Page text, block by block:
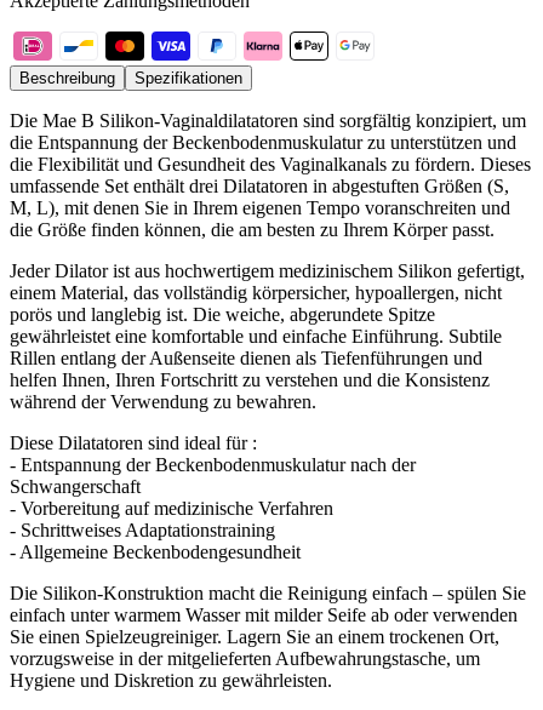
Beschreibung Spezifikationen
Die Mae B Silikon-Vaginaldilatatoren sind sorgfältig konzipiert, um
die Entspannung der Beckenbodenmuskulatur zu unterstützen und
die Flexibilität und Gesundheit des Vaginalkanals zu fördern. Dieses
umfassende Set enthält drei Dilatatoren in abgestuften Größen (S,
M, L), mit denen Sie in Ihrem eigenen Tempo voranschreiten und
die Größe finden können, die am besten zu Ihrem Körper passt.
Jeder Dilator ist aus hochwertigem medizinischem Silikon gefertigt,
einem Material, das vollständig körpersicher, hypoallergen, nicht
porös und langlebig ist. Die weiche, abgerundete Spitze
gewährleistet eine komfortable und einfache Einführung. Subtile
Rillen entlang der Außenseite dienen als Tiefenführungen und
helfen Ihnen, Ihren Fortschritt zu verstehen und die Konsistenz
während der Verwendung zu bewahren.
Diese Dilatatoren sind ideal für :
- Entspannung der Beckenbodenmuskulatur nach der
Schwangerschaft
- Vorbereitung auf medizinische Verfahren
- Schrittweises Adaptationstraining
- Allgemeine Beckenbodengesundheit
Die Silikon-Konstruktion macht die Reinigung einfach – spülen Sie
einfach unter warmem Wasser mit milder Seife ab oder verwenden
Sie einen Spielzeugreiniger. Lagern Sie an einem trockenen Ort,
vorzugsweise in der mitgelieferten Aufbewahrungstasche, um
Hygiene und Diskretion zu gewährleisten.